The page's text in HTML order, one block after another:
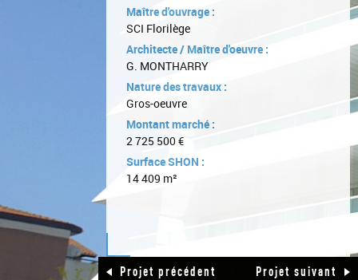
Maître d'ouvrage :
SCI Florilège
Architecte / Maître d'oeuvre :
G. MONTHARRY
Nature des travaux :
Gros-oeuvre
Montant marché :
2 725 500 €
Surface SHON :
14 409 m²
Projet précédent Projet suivant